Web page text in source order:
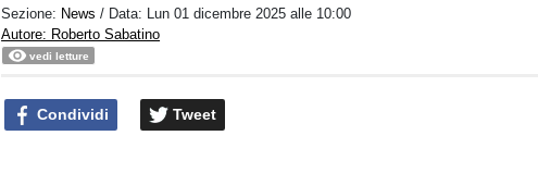
Sezione: News / Data: Lun 01 dicembre 2025 alle 10:00
Autore: Roberto Sabatino
vedi letture
Condividi Tweet